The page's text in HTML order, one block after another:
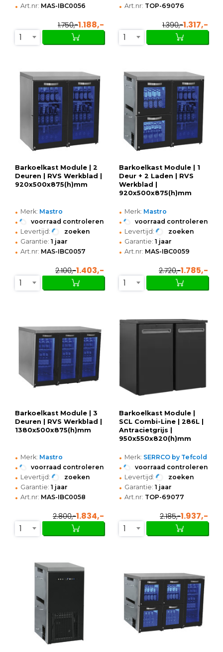
• Art.nr: MAS-IBC0056
1.750,-1.188,-
1
• Art.nr: TOP-69076
1.390,-1.317,-
1
Barkoelkast Module | 2
Deuren | RVS Werkblad |
920x500x875(h)mm
• Merk: Mastro
• voorraad controleren
• Levertijd: zoeken
• Garantie: 1 jaar
• Art.nr: MAS-IBC0057
2.100,-1.403,-
1
Barkoelkast Module | 1
Deur + 2 Laden | RVS
Werkblad |
920x500x875(h)mm
• Merk: Mastro
• voorraad controleren
• Levertijd: zoeken
• Garantie: 1 jaar
• Art.nr: MAS-IBC0059
2.720,-1.785,-
1
Barkoelkast Module | 3
Deuren | RVS Werkblad |
1380x500x875(h)mm
• Merk: Mastro
• voorraad controleren
• Levertijd: zoeken
• Garantie: 1 jaar
• Art.nr: MAS-IBC0058
2.800,-1.834,-
1
Barkoelkast Module |
SCL Combi-Line | 286L |
Antracietgrijs |
950x550x820(h)mm
• Merk: SERRCO by Tefcold
• voorraad controleren
• Levertijd: zoeken
• Garantie: 1 jaar
• Art.nr: TOP-69077
2.185,-1.937,-
1